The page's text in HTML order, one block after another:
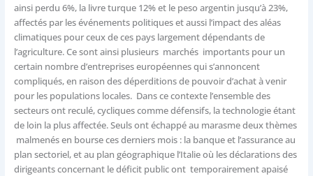
ainsi perdu 6%, la livre turque 12% et le peso argentin jusqu’à 23%,
affectés par les événements politiques et aussi l’impact des aléas
climatiques pour ceux de ces pays largement dépendants de
l’agriculture. Ce sont ainsi plusieurs marchés importants pour un
certain nombre d’entreprises européennes qui s’annoncent
compliqués, en raison des déperditions de pouvoir d’achat à venir
pour les populations locales. Dans ce contexte l’ensemble des
secteurs ont reculé, cycliques comme défensifs, la technologie étant
de loin la plus affectée. Seuls ont échappé au marasme deux thèmes
malmenés en bourse ces derniers mois : la banque et l’assurance au
plan sectoriel, et au plan géographique l’Italie où les déclarations des
dirigeants concernant le déficit public ont temporairement apaisé